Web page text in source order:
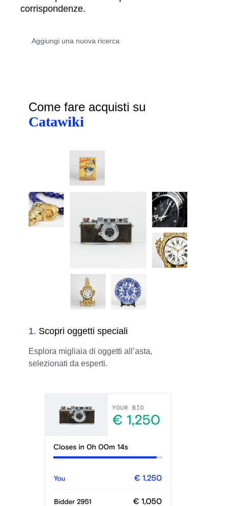
corrispondenze.
Come fare acquisti su
Catawiki
1. Scopri oggetti speciali
Esplora migliaia di oggetti all’asta,
selezionati da esperti.